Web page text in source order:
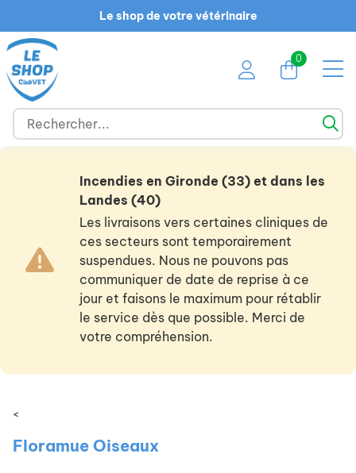
Le shop de votre vétérinaire
0
Incendies en Gironde (33) et dans les
Landes (40)
Les livraisons vers certaines cliniques de
ces secteurs sont temporairement
suspendues. Nous ne pouvons pas
communiquer de date de reprise à ce
jour et faisons le maximum pour rétablir
le service dès que possible. Merci de
votre compréhension.
<
Floramue Oiseaux